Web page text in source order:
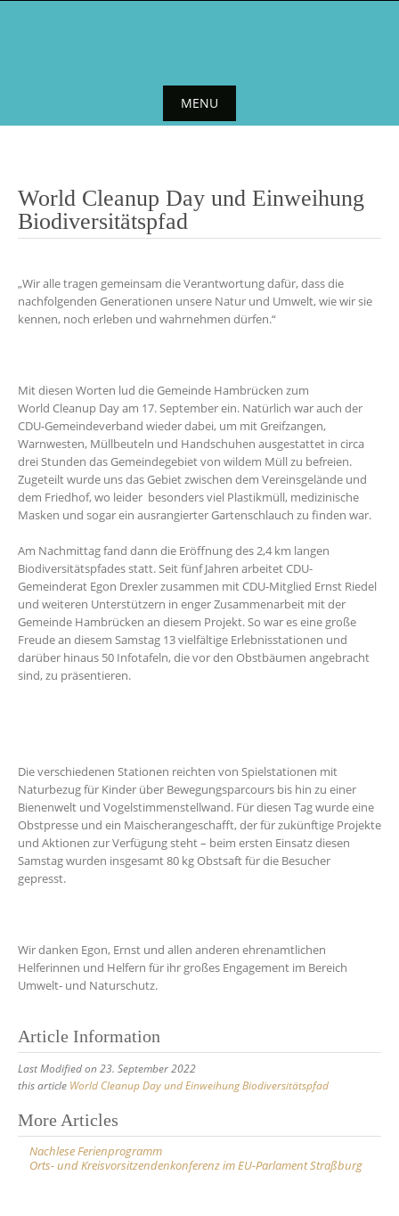
MENU
content
World Cleanup Day und Einweihung
Biodiversitätspfad
„Wir alle tragen gemeinsam die Verantwortung dafür, dass die
nachfolgenden Generationen unsere Natur und Umwelt, wie wir sie
kennen, noch erleben und wahrnehmen dürfen.“
Mit diesen Worten lud die Gemeinde Hambrücken zum
World Cleanup Day am 17. September ein. Natürlich war auch der
CDU-Gemeindeverband wieder dabei, um mit Greifzangen,
Warnwesten, Müllbeuteln und Handschuhen ausgestattet in circa
drei Stunden das Gemeindegebiet von wildem Müll zu befreien.
Zugeteilt wurde uns das Gebiet zwischen dem Vereinsgelände und
dem Friedhof, wo leider besonders viel Plastikmüll, medizinische
Masken und sogar ein ausrangierter Gartenschlauch zu finden war.
Am Nachmittag fand dann die Eröffnung des 2,4 km langen
Biodiversitätspfades statt. Seit fünf Jahren arbeitet CDU-
Gemeinderat Egon Drexler zusammen mit CDU-Mitglied Ernst Riedel
und weiteren Unterstützern in enger Zusammenarbeit mit der
Gemeinde Hambrücken an diesem Projekt. So war es eine große
Freude an diesem Samstag 13 vielfältige Erlebnisstationen und
darüber hinaus 50 Infotafeln, die vor den Obstbäumen angebracht
sind, zu präsentieren.
Die verschiedenen Stationen reichten von Spielstationen mit
Naturbezug für Kinder über Bewegungsparcours bis hin zu einer
Bienenwelt und Vogelstimmenstellwand. Für diesen Tag wurde eine
Obstpresse und ein Maischerangeschafft, der für zukünftige Projekte
und Aktionen zur Verfügung steht – beim ersten Einsatz diesen
Samstag wurden insgesamt 80 kg Obstsaft für die Besucher
gepresst.
Wir danken Egon, Ernst und allen anderen ehrenamtlichen
Helferinnen und Helfern für ihr großes Engagement im Bereich
Umwelt- und Naturschutz.
Article Information
Last Modified on 23. September 2022
this article World Cleanup Day und Einweihung Biodiversitätspfad
Post
navigation
More Articles
Nachlese Ferienprogramm
Orts- und Kreisvorsitzendenkonferenz im EU-Parlament Straßburg